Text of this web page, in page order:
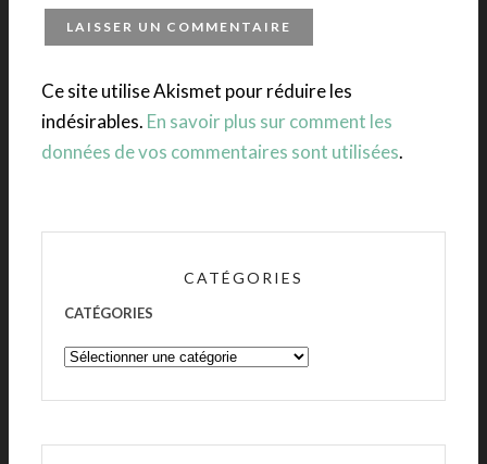
Ce site utilise Akismet pour réduire les
indésirables. En savoir plus sur comment les
données de vos commentaires sont utilisées.
CATÉGORIES
CATÉGORIES